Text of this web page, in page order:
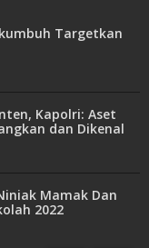
Targetkan
Kapolri: Aset
dan Dikenal
Mamak Dan
2022